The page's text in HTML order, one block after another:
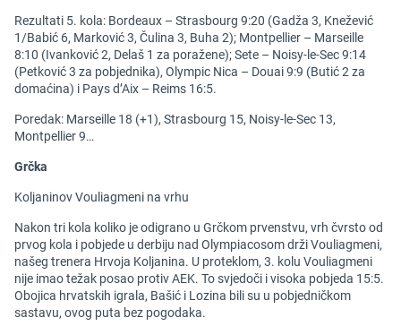
Rezultati 5. kola: Bordeaux – Strasbourg 9:20 (Gadža 3, Knežević
1/Babić 6, Marković 3, Čulina 3, Buha 2); Montpellier – Marseille
8:10 (Ivanković 2, Delaš 1 za poražene); Sete – Noisy-le-Sec 9:14
(Petković 3 za pobjednika), Olympic Nica – Douai 9:9 (Butić 2 za
domaćina) i Pays d’Aix – Reims 16:5.
Poredak: Marseille 18 (+1), Strasbourg 15, Noisy-le-Sec 13,
Montpellier 9…
Grčka
Koljaninov Vouliagmeni na vrhu
Nakon tri kola koliko je odigrano u Grčkom prvenstvu, vrh čvrsto od
prvog kola i pobjede u derbiju nad Olympiacosom drži Vouliagmeni,
našeg trenera Hrvoja Koljanina. U proteklom, 3. kolu Vouliagmeni
nije imao težak posao protiv AEK. To svjedoči i visoka pobjeda 15:5.
Obojica hrvatskih igrala, Bašić i Lozina bili su u pobjedničkom
sastavu, ovog puta bez pogodaka.